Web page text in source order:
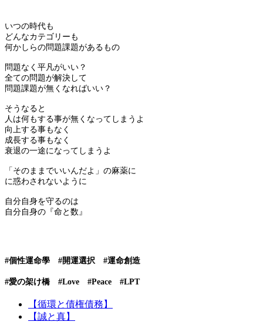
いつの時代も
どんなカテゴリーも
何かしらの問題課題があるもの
問題なく平凡がいい？
全ての問題が解決して
問題課題が無くなればいい？
そうなると
人は何もする事が無くなってしまうよ
向上する事もなく
成長する事もなく
衰退の一途になってしまうよ
「そのままでいいんだよ」の麻薬に
に惑わされないように
自分自身を守るのは
自分自身の『命と数』
#個性運命學 #開運選択 #運命創造
#愛の架け橋 #Love #Peace #LPT
【循環と債権債務】
【誠と真】